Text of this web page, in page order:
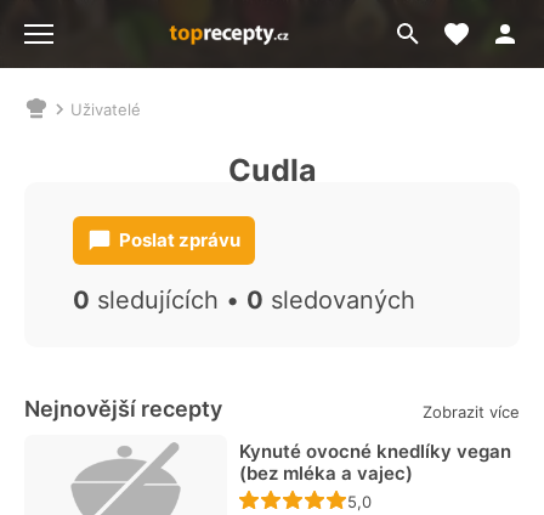
Přejít
na
Moje
NacházíteUživatelé
Cudla
Poslat zprávu
0 sledujících • 0 sledovaných
Nejnovější recepty Zobrazit více
Kynuté ovocné knedlíky vegan
(bez mléka a vajec)
Recept ještě nebyl
5,0